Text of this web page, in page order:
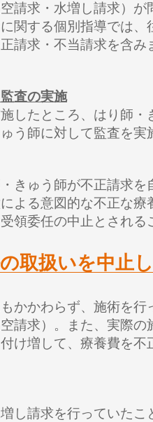
請求・水増し請求）
関する個別指導では
請求・不当請求を含
査の実施
したところ、はり師
う師に対して監査を実
きゅう師が不正請求
よる意図的な不正な
領委任の中止とされる
扱いを中止
かかわらず、施術を
請求）。また、実際
け増して、療養費を不
し請求を行っていた